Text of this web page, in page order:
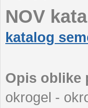
NOV
katalog
Opis oblike
okrogel -